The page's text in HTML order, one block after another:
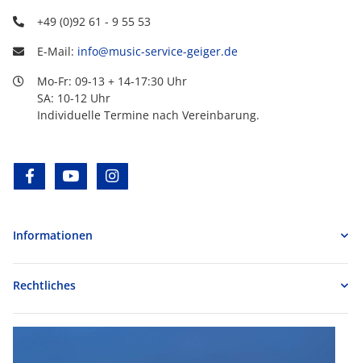
+49 (0)92 61 - 9 55 53
E-Mail: info@music-service-geiger.de
Mo-Fr: 09-13 + 14-17:30 Uhr
SA: 10-12 Uhr
Individuelle Termine nach Vereinbarung.
facebookyoutube
Informationen
Rechtliches